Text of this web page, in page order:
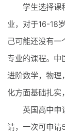
学生选择课程
业，对于16-18
己可能还没有一
专业的课程。中
进阶数学，物理
化方面基础扎实
英国高中申请
请，一次可申请